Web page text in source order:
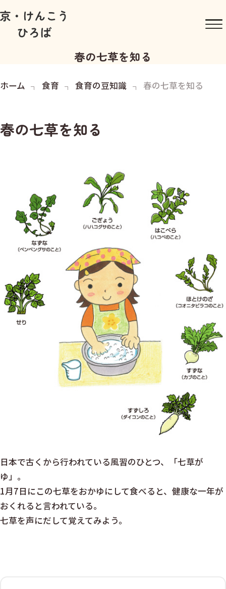
春の七草を知る
ホーム 食育 食育の豆知識 春の七草を知る
春の七草を知る
日本で古くから行われている風習のひとつ、「七草が
ゆ」。
1月7日にこの七草をおかゆにして食べると、健康な一年が
おくれると言われている。
七草を声にだして覚えてみよう。